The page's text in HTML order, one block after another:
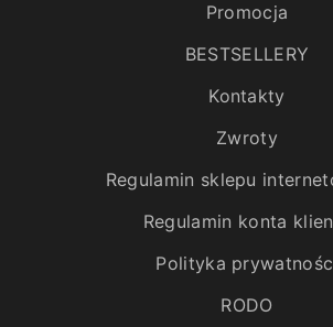
Promocja
BESTSELLERY
Kontakty
Zwroty
Regulamin sklepu
Regulamin konta
Polityka
RODO